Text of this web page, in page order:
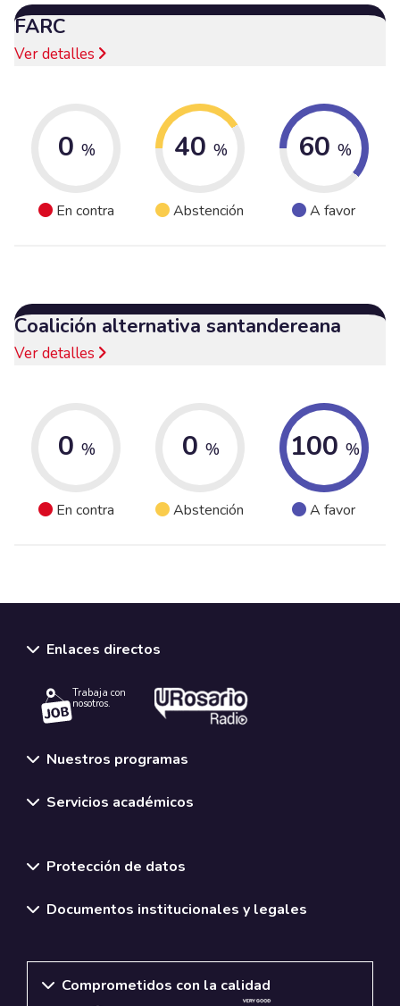
FARC
Ver detalles
0 %
En contra
40 %
Abstención
60 %
A favor
Coalición alternativa santandereana
Ver detalles
0 %
En contra
0 %
Abstención
100 %
A favor
Enlaces directos
Trabaja con
nosotros.
Nuestros programas
Servicios académicos
Protección de datos
Documentos institucionales y legales
Comprometidos con la calidad